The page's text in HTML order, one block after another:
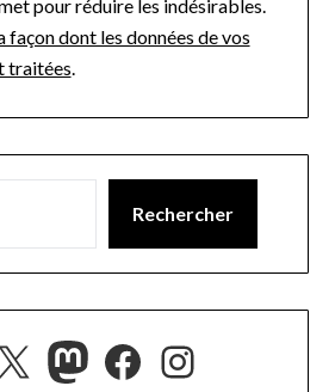
pour réduire les indésirables.
façon dont les données de vos
traitées
Rechercher
Mastodon
Facebook